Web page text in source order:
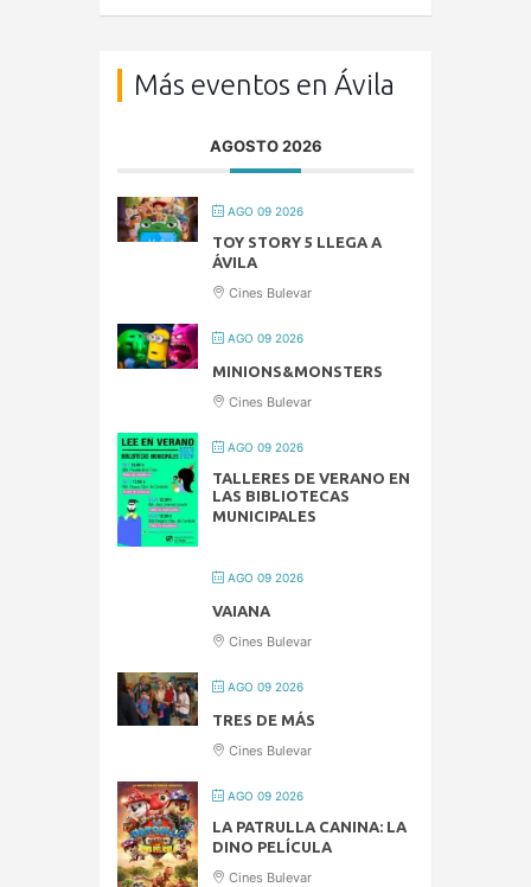
Más eventos en Ávila
AGOSTO 2026
AGO 09 2026
TOY STORY 5 LLEGA A
ÁVILA
Cines Bulevar
AGO 09 2026
MINIONS&MONSTERS
Cines Bulevar
AGO 09 2026
TALLERES DE VERANO EN
LAS BIBLIOTECAS
MUNICIPALES
AGO 09 2026
VAIANA
Cines Bulevar
AGO 09 2026
TRES DE MÁS
Cines Bulevar
AGO 09 2026
LA PATRULLA CANINA: LA
DINO PELÍCULA
Cines Bulevar